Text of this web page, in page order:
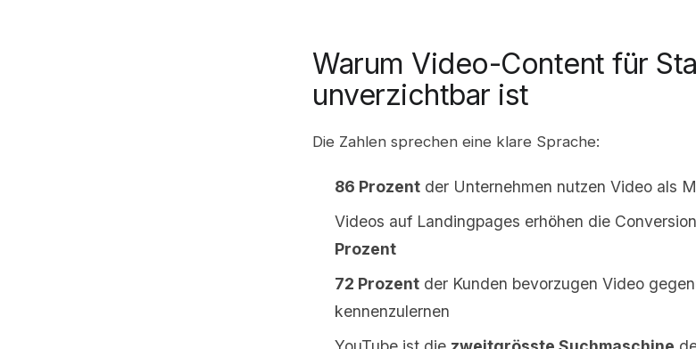
Warum Video-Content für
unverzichtbar ist
Die Zahlen sprechen eine klare Sprache:
86 Prozent der Unternehmen nutzen Video als
Videos auf Landingpages erhöhen die
Prozent
72 Prozent der Kunden bevorzugen Video
kennenzulernen